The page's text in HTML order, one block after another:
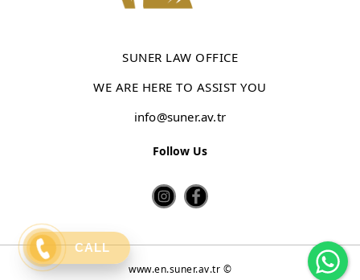
CALL
SUNER LAW OFFICE
WE ARE HERE TO ASSIST YOU
info@suner.av.tr
Follow Us
www.en.suner.av.tr ©